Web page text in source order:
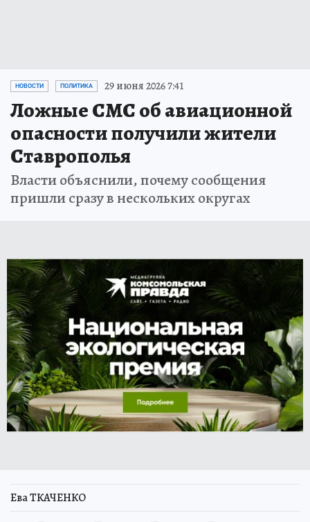
НОВОСТИ ПОЛИТИКА 29 июня 2026 7:41
Ложные СМС об авиационной
опасности получили жители
Ставрополья
Власти объяснили, почему сообщения
пришли сразу в нескольких округах
Ева ТКАЧЕНКО